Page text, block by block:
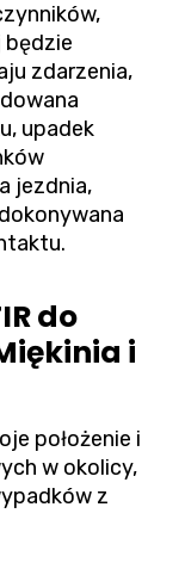
będzie
zdarzenia,
upadek
jezdnia,
do
i
położenie i
w okolicy,
z